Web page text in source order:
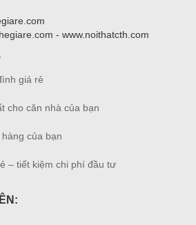
- www.noithatcth.com
giá rẻ
cho căn nhà của bạn
của bạn
– tiết kiệm chi phí đầu tư